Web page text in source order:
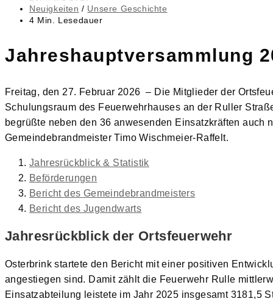
veröffentlicht:
Beitrags-
Kategorie:
Neuigkeiten / Unsere Geschichte
Lesedauer:
4 Min. Lesedauer
Jahreshauptversammlung
Freitag, den 27. Februar 2026 – Die Mitglieder der
Schulungsraum des Feuerwehrhauses an der Ruller
begrüßte neben den 36 anwesenden Einsatzkräften
Gemeindebrandmeister Timo Wischmeier-Raffelt.
Jahresrückblick & Statistik
Beförderungen
Bericht des Gemeindebrandmeisters
Bericht des Jugendwarts
Jahresrückblick der Ortsfeuerwehr
Osterbrink startete den Bericht mit einer positiven
angestiegen sind. Damit zählt die Feuerwehr Rulle
Einsatzabteilung leistete im Jahr 2025 insgesamt 3181,5